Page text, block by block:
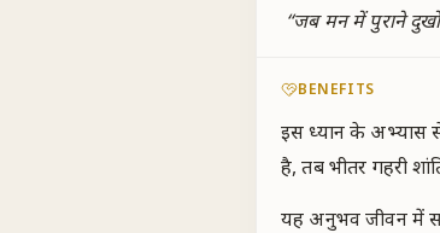
“जब मन में पुराने
BENEFITS
इस ध्यान के अभ्यास
है, तब भीतर गहरी
यह अनुभव जीवन में